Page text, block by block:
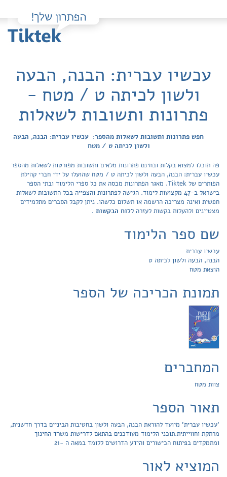
עכשיו עברית: הבנה, הבעה
ולשון לכיתה ט / מטח -
פתרונות ותשובות לשאלות
חפש פתרונות ותשובות לשאלות מהספר: עכשיו עברית: הבנה, הבעה
ולשון לכיתה ט / מטח
פה תוכלו למצוא בקלות ובחינם פתרונות מלאים ותשובות מפורטות לשאלות מהספר
עכשיו עברית: הבנה, הבעה ולשון לכיתה ט / מטח שהועלו על ידי חברי קהילת
הפותרים של Tiktek. מאגר הפתרונות מכסה את כל ספרי הלימוד ובתי הספר
בישראל ב-47 מקצועות לימוד. הגישה לפתרונות והצפייה בכל התשובות לשאלות
חפשית ואינה מצריכה הרשמה או תשלום כלשהו. ניתן לקבל הסברים מתלמידים
מצטיינים ולהעלות בקשות לעזרה ללוח הבקשות .
שם ספר הלימוד
עכשיו עברית
הבנה, הבעה ולשון לכיתה ט
הוצאת מטח
תמונת הכריכה של הספר
המחברים
צוות מטח
תאור הספר
'עכשיו עברית' מיועד להוראת הבנה, הבעה ולשון בחטיבות הביניים בדרך חדשנית,
מרתקת וחווייתית.תוכני הלימוד מעודכנים בהתאם לדרישות משרד החינוך
ומתמקדים בפיתוח הכישורים והידע הדרושים ללומד במאה ה -21
המוציא לאור